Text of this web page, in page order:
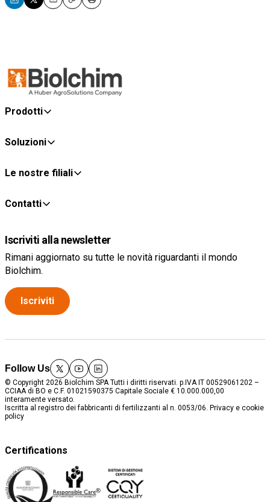
EmailCopyPrint
Prodotti
Soluzioni
Le nostre filiali
Contatti
Iscriviti alla newsletter
Rimani aggiornato su tutte le novità riguardanti il mondo
Biolchim.
Iscriviti
Follow Us
twitteryoutube
linkedin
© Copyright 2026 Biolchim SPA Tutti i diritti riservati. p.IVA IT 00529061202 –
CCIAA di BO e C.F. 01021590375 Capitale Sociale € 10.000.000,00
interamente versato.
Iscritta al registro dei fabbricanti di fertilizzanti al n. 0053/06. Privacy e cookie
policy
Certifications